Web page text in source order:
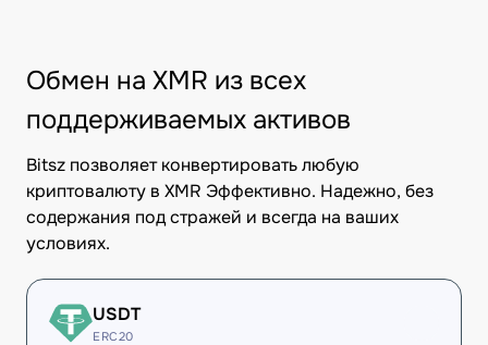
Обмен на XMR из всех
поддерживаемых активов
Bitsz позволяет конвертировать любую
криптовалюту в XMR Эффективно. Надежно, без
содержания под стражей и всегда на ваших
условиях.
USDT
ERC20